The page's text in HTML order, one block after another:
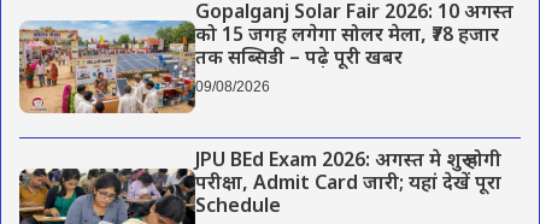
Gopalganj Solar Fair 2026: 10 अगस्त
को 15 जगह लगेगा सोलर मेला, ₹78 हजार
तक सब्सिडी – पढ़े पूरी खबर
09/08/2026
JPU BEd Exam 2026: अगस्त मे शुरू होगी
परीक्षा, Admit Card जारी; यहां देखें पूरा
Schedule